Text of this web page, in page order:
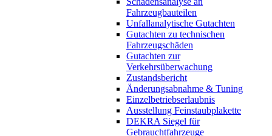
Fahrzeugbauteilen
Unfallanalytische Gutachten
Gutachten zu technischen
Fahrzeugschäden
Gutachten zur
Verkehrsüberwachung
Zustandsbericht
Änderungsabnahme & Tuning
Einzelbetriebserlaubnis
Ausstellung Feinstaubplakette
DEKRA Siegel für
Gebrauchtfahrzeuge